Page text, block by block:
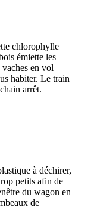
chlorophylle
émiette les
en vol
habiter. Le train
arrêt.
à déchirer,
petits afin de
du wagon en
de